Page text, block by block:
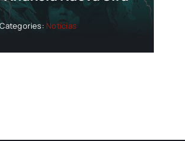
Categories: Noticias